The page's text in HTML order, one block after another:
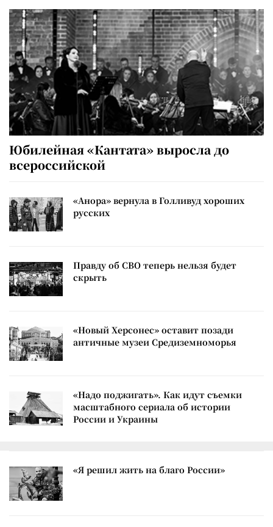
Юбилейная «Кантата» выросла до
всероссийской
«Анора» вернула в Голливуд хороших
русских
Правду об СВО теперь нельзя будет
скрыть
«Новый Херсонес» оставит позади
античные музеи Средиземноморья
«Надо поджигать». Как идут съемки
масштабного сериала об истории
России и Украины
«Я решил жить на благо России»